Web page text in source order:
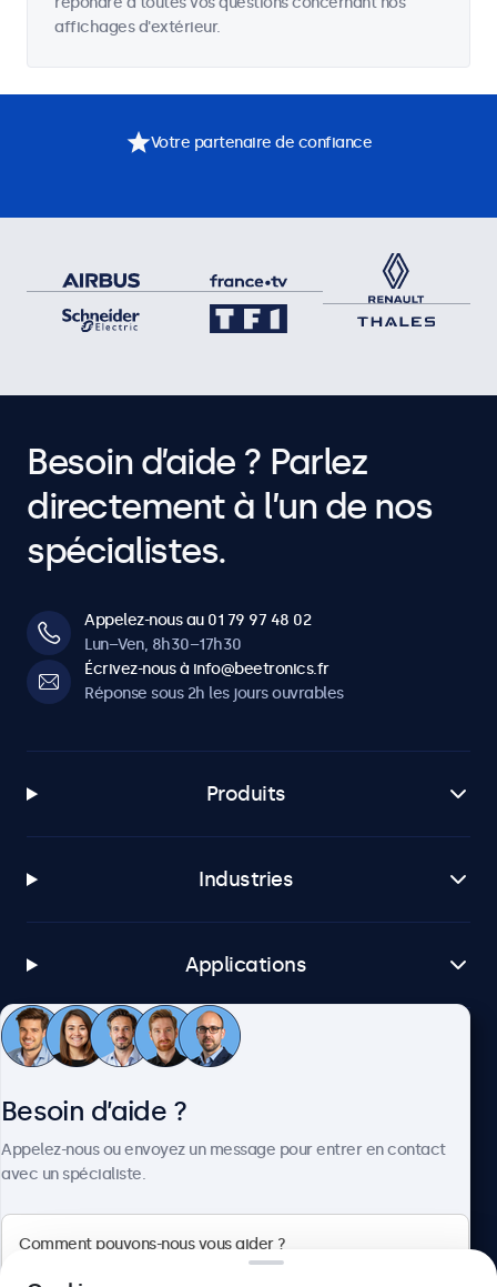
affichages d'extérieur.
Votre partenaire de confiance
Besoin d’aide ? Parlez
directement à l’un de nos
spécialistes.
Appelez-nous au 01 79 97 48 02
Lun–Ven, 8h30–17h30
Écrivez-nous à info@beetronics.fr
Réponse sous 2h les jours ouvrables
Produits
Industries
Applications
Service client
Besoin d’aide ?
Appelez-nous ou envoyez un message pour entrer en contact
avec un spécialiste.